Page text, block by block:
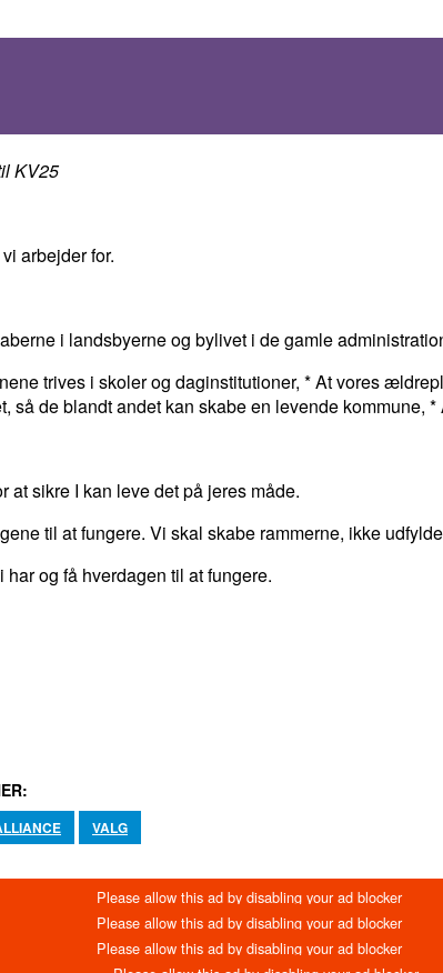
KV25
arbejder for.
i landsbyerne og bylivet i de gamle
trives i skoler og daginstitutioner, * At vores
så de blandt andet kan skabe en levende kommune,
at sikre I kan leve det på jeres måde.
til at fungere. Vi skal skabe rammerne, ikke
og få hverdagen til at fungere.
VALG